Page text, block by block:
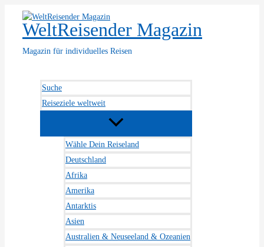
Inhalt
springenWeltReisender Magazin
Magazin für individuelles Reisen
Suche
Reiseziele weltweit
Wähle Dein Reiseland
Deutschland
Afrika
Amerika
Antarktis
Asien
Australien & Neuseeland & Ozeanien